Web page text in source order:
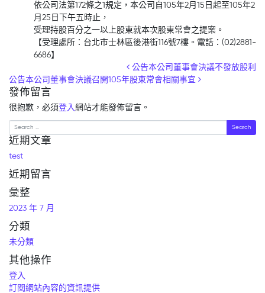
依公司法第172條之1規定，本公司自105年2月15日起至105年2
月25日下午五時止，
受理持股百分之一以上股東就本次股東常會之提案。
【受理處所：台北市士林區後港街116號7樓。電話：(02)2881-
6686】
公告本公司董事會決議不發放股利
公告本公司董事會決議召開105年股東常會相關事宜
發佈留言
很抱歉，必須登入網站才能發佈留言。
Search
近期文章
test
近期留言
彙整
2023 年 7 月
分類
未分類
其他操作
登入
訂閱網站內容的資訊提供